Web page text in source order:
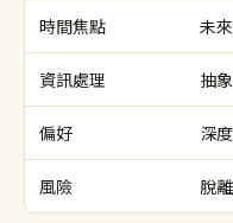
時間焦點 未來
資訊處理 抽
偏好 深度
風險 脫